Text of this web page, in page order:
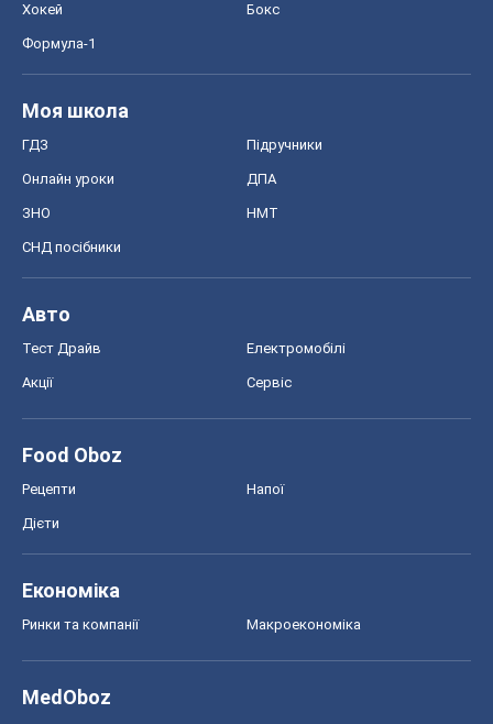
Хокей Бокс
Формула-1
Моя школа
ГДЗ Підручники
Онлайн уроки ДПА
ЗНО НМТ
СНД посібники
Авто
Тест Драйв Електромобілі
Акції Сервіс
Food Oboz
Рецепти Напої
Дієти
Економіка
Ринки та компанії Макроекономіка
MedOboz